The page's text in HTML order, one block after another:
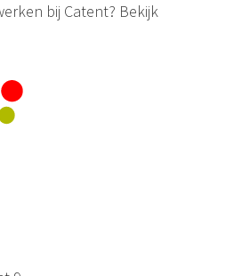
bij Catent? Bekijk